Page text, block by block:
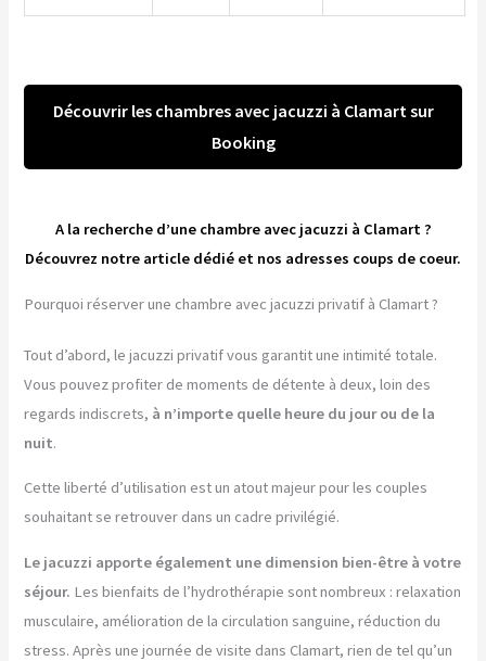
Découvrir les chambres avec jacuzzi à Clamart sur
Booking
A la recherche d’une chambre avec jacuzzi à Clamart ?
Découvrez notre article dédié et nos adresses coups de coeur.
Pourquoi réserver une chambre avec jacuzzi privatif à Clamart ?
Tout d’abord, le jacuzzi privatif vous garantit une intimité totale.
Vous pouvez profiter de moments de détente à deux, loin des
regards indiscrets, à n’importe quelle heure du jour ou de la
nuit.
Cette liberté d’utilisation est un atout majeur pour les couples
souhaitant se retrouver dans un cadre privilégié.
Le jacuzzi apporte également une dimension bien-être à votre
séjour. Les bienfaits de l’hydrothérapie sont nombreux : relaxation
musculaire, amélioration de la circulation sanguine, réduction du
stress. Après une journée de visite dans Clamart, rien de tel qu’un